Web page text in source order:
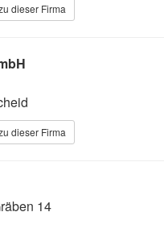
dieser Firma
dieser Firma
14